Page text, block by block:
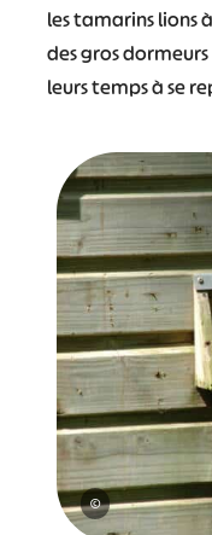
les tamarins lions
des gros
leurs temps à se
©